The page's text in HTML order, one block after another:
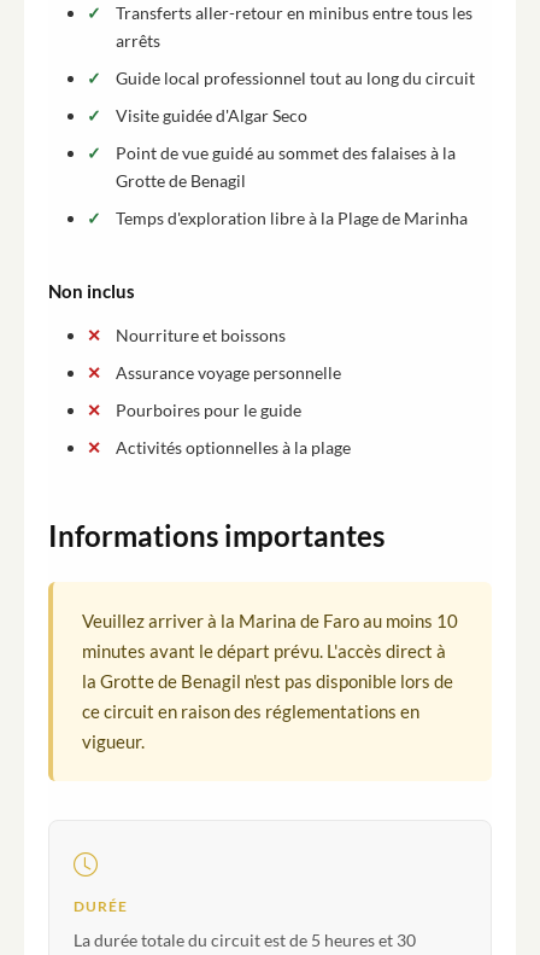
Transferts aller-retour en minibus entre tous les
arrêts
Guide local professionnel tout au long du circuit
Visite guidée d'Algar Seco
Point de vue guidé au sommet des falaises à la
Grotte de Benagil
Temps d'exploration libre à la Plage de Marinha
Non inclus
Nourriture et boissons
Assurance voyage personnelle
Pourboires pour le guide
Activités optionnelles à la plage
Informations importantes
Veuillez arriver à la Marina de Faro au moins 10
minutes avant le départ prévu. L'accès direct à
la Grotte de Benagil n'est pas disponible lors de
ce circuit en raison des réglementations en
vigueur.
DURÉE
La durée totale du circuit est de 5 heures et 30